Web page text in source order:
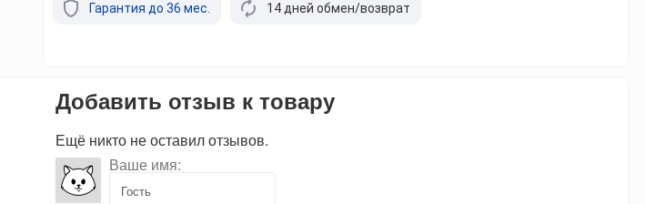
Гарантия до 36 мес. 14 дней обмен/возврат
Добавить отзыв к товару
Ещё никто не оставил отзывов.
Ваше имя: